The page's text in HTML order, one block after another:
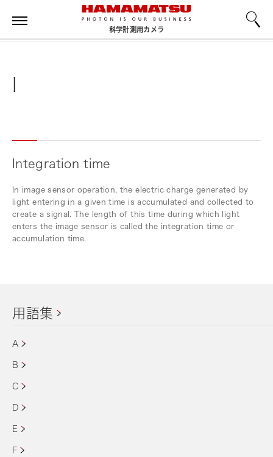
科学計測用カメラ
I
Integration time
In image sensor operation, the electric charge generated by
light entering in a given time is accumulated and collected to
create a signal. The length of this time during which light
enters the image sensor is called the integration time or
accumulation time.
用語集
A
B
C
D
E
F